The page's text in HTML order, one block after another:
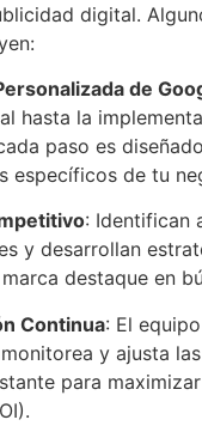
digital.
de
hasta la
paso es
específicos de tu
: Identifican
y desarrollan
destaque en
Continua: El
y ajusta
para